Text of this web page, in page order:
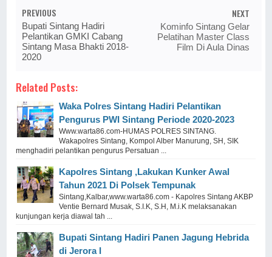
PREVIOUS
Bupati Sintang Hadiri
Pelantikan GMKI Cabang
Sintang Masa Bhakti 2018-
2020
NEXT
Kominfo Sintang Gelar
Pelatihan Master Class
Film Di Aula Dinas
Related Posts:
Waka Polres Sintang Hadiri Pelantikan
Pengurus PWI Sintang Periode 2020-2023
Www.warta86.com-HUMAS POLRES SINTANG.
Wakapolres Sintang, Kompol Alber Manurung, SH, SIK
menghadiri pelantikan pengurus Persatuan ...
Kapolres Sintang ,Lakukan Kunker Awal
Tahun 2021 Di Polsek Tempunak
Sintang,Kalbar,www.warta86.com - Kapolres Sintang AKBP
Ventie Bernard Musak, S.I.K, S.H, M.i.K melaksanakan
kunjungan kerja diawal tah ...
Bupati Sintang Hadiri Panen Jagung Hebrida
di Jerora I